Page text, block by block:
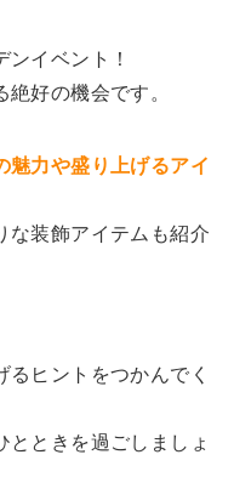
イベント！
好の機会です。
魅力や盛り上げるアイ
な装飾アイテムも紹介
ヒントをつかんでく
ときを過ごしましょ